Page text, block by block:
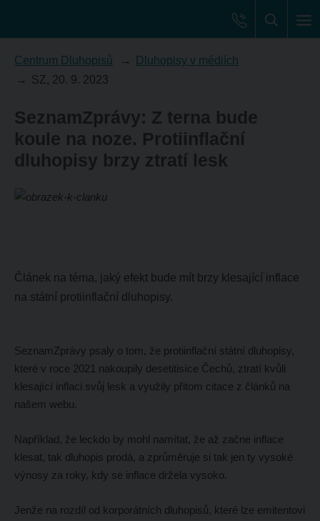
Centrum Dluhopisů
Dluhopisy v médiích
SZ, 20. 9. 2023
SeznamZprávy: Z terna bude
koule na noze. Protiinflační
dluhopisy brzy ztratí lesk
Článek na téma, jaký efekt bude mít brzy klesající inflace
na státní protiinflační dluhopisy.
SeznamZprávy psaly o tom, že protiinflační státní dluhopisy,
které v roce 2021 nakoupily desetitisíce Čechů, ztratí kvůli
klesající inflaci svůj lesk a využily přitom citace z článků na
našem webu.
Například, že leckdo by mohl namítat, že až začne inflace
klesat, tak dluhopis prodá, a zprůměruje si tak jen ty vysoké
výnosy za roky, kdy se inflace držela vysoko.
Jenže na rozdíl od korporátních dluhopisů, které lze emitentovi